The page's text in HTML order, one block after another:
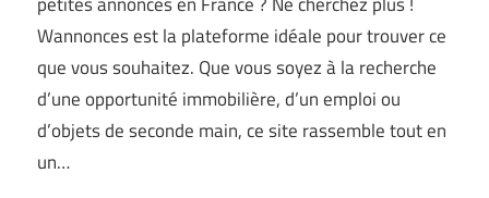
Wannonces est la plateforme idéale pour trouver ce
que vous souhaitez. Que vous soyez à la recherche
d’une opportunité immobilière, d’un emploi ou
d’objets de seconde main, ce site rassemble tout en
un…